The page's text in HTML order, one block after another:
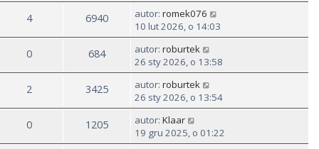
4 6940 autor: romek076
10 lut 2026, o 14:03
0 684 autor: roburtek
26 sty 2026, o 13:58
2 3425 autor: roburtek
26 sty 2026, o 13:54
0 1205 autor: Klaar
19 gru 2025, o 01:22